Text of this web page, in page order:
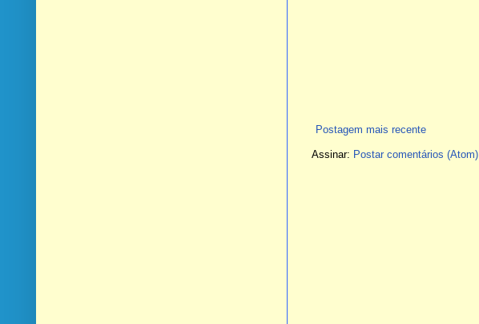
Postagem mais recente
Assinar: Postar comentários (Atom)